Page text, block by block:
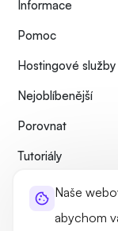
Naše
abychom
Informace
Pomoc
Hostingové služby
Nejoblíbenější
Porovnat
Tutoriály
O nás
Zásady ochrany